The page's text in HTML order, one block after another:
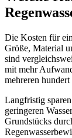
Die Kosten für
Größe, Material
sind
mit mehr
mehreren
Langfristig
geringeren
Grundstücks